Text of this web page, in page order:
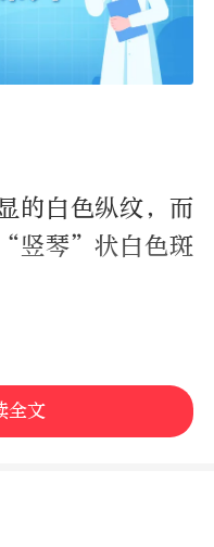
的白色纵纹，而
竖琴”状白色斑
较广，而埃及伊
全文